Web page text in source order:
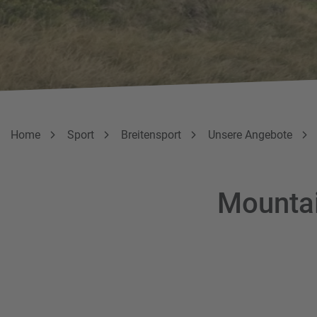
Breadcrumbnavigation
Sie befinden sich hier:
Home Sport Breitensport Unsere Angebote